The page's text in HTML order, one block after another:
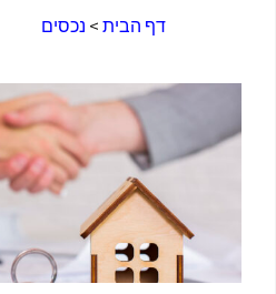
דף הבית > נכסים